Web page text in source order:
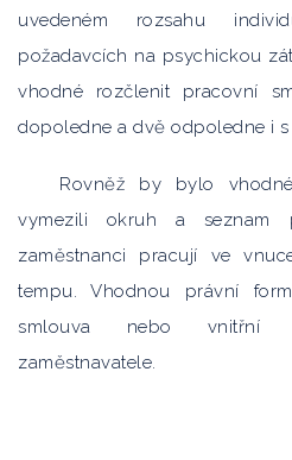
uvedeném rozsahu
požadavcích na psychickou
vhodné rozčlenit pracovní
dopoledne a dvě odpoledne i
Rovněž by bylo vhodné,
vymezili okruh a seznam
zaměstnanci pracují ve
tempu. Vhodnou právní
smlouva nebo vnitřní
zaměstnavatele.